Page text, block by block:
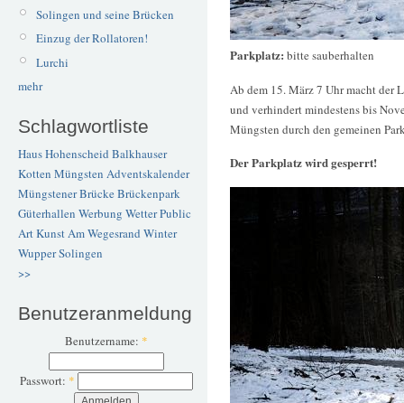
Solingen und seine Brücken
Einzug der Rollatoren!
Lurchi
mehr
Schlagwortliste
Haus Hohenscheid Balkhauser
Kotten Müngsten Adventskalender
Müngstener BrückeBrückenpark
Güterhallen Werbung WetterPublic
ArtKunstAm Wegesrand Winter
WupperSolingen
>>
Benutzeranmeldung
Benutzername: *
Passwort: *
Parkplatz: bitte sauberhalten
Ab dem 15. März 7 Uhr macht der
und verhindert mindestens bis
Müngsten durch den gemeinen
Der Parkplatz wird gesperrt!